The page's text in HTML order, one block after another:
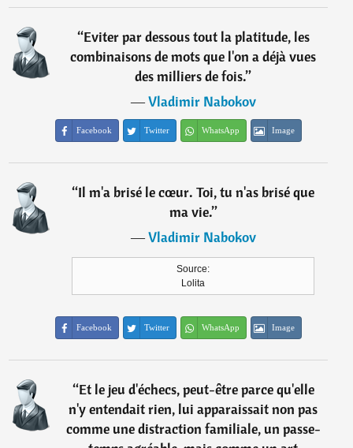
“Eviter par dessous tout la platitude, les
combinaisons de mots que l'on a déjà vues
des milliers de fois.”
―Vladimir Nabokov
Facebook Twitter WhatsApp Image
“Il m'a brisé le cœur. Toi, tu n'as brisé que
ma vie.”
―Vladimir Nabokov
Source:
Lolita
Facebook Twitter WhatsApp Image
“Et le jeu d'échecs, peut-être parce qu'elle
n'y entendait rien, lui apparaissait non pas
comme une distraction familiale, un passe-